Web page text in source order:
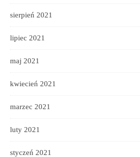
sierpień 2021
lipiec 2021
maj 2021
kwiecień 2021
marzec 2021
luty 2021
styczeń 2021